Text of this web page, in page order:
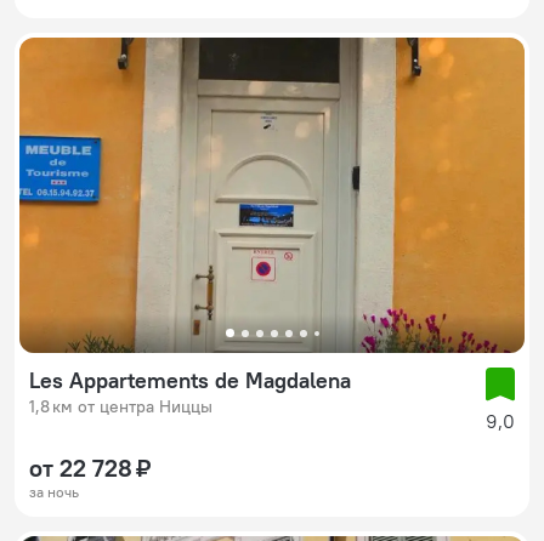
Les Appartements de Magdalena
1,8 км от центра Ниццы
9,0
от 22 728 ₽
за ночь